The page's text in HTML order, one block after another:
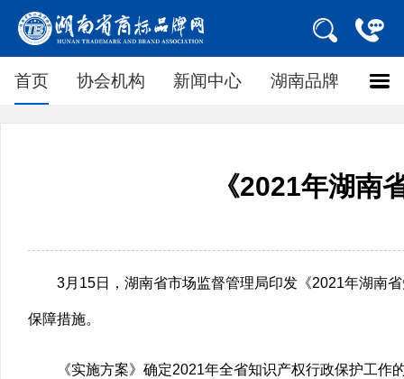
首页 协会机构 新闻中心 湖南品牌
《2021年湖南
3月15日，湖南省市场监督管理局印发《2021年湖南
保障措施。
《实施方案》确定2021年全省知识产权行政保护工作